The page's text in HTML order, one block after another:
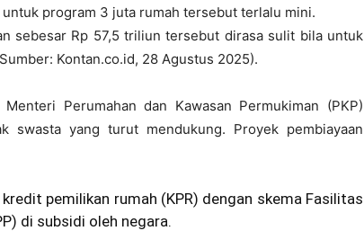
program 3 juta rumah tersebut terlalu mini.
sebesar Rp 57,5 triliun tersebut dirasa sulit bila untuk
Kontan.co.id, 28 Agustus 2025).
Perumahan dan Kawasan Permukiman (PKP)
swasta yang turut mendukung. Proyek pembiayaan
pemilikan rumah (KPR) dengan skema Fasilitas
di subsidi oleh negara.